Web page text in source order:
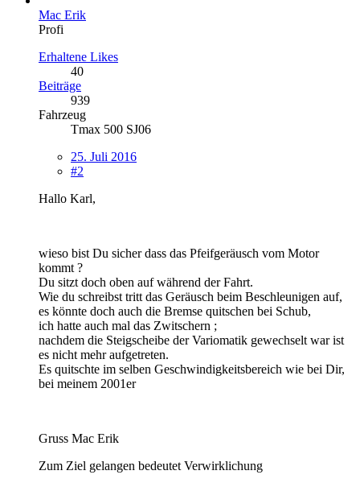
Mac Erik
Profi
Erhaltene Likes
40
Beiträge
939
Fahrzeug
Tmax 500 SJ06
25. Juli 2016
#2
Hallo Karl,
wieso bist Du sicher dass das Pfeifgeräusch vom Motor
kommt ?
Du sitzt doch oben auf während der Fahrt.
Wie du schreibst tritt das Geräusch beim Beschleunigen auf,
es könnte doch auch die Bremse quitschen bei Schub,
ich hatte auch mal das Zwitschern ;
nachdem die Steigscheibe der Variomatik gewechselt war ist
es nicht mehr aufgetreten.
Es quitschte im selben Geschwindigkeitsbereich wie bei Dir,
bei meinem 2001er
Gruss Mac Erik
Zum Ziel gelangen bedeutet Verwirklichung